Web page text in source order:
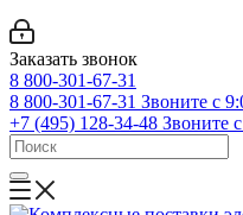
Заказать звонок
8 800-301-67-31
8 800-301-67-31 Звоните с
+7 (495) 128-34-48 Звоните